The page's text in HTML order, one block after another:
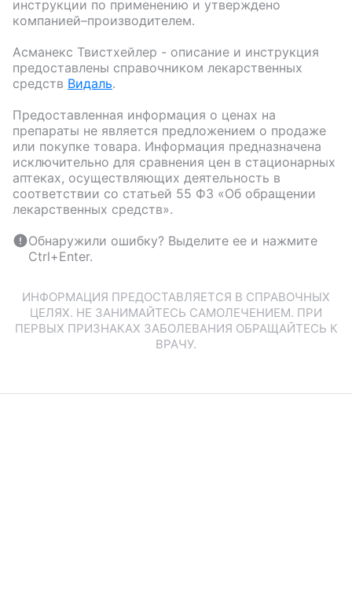
инструкции по применению и утверждено
компанией–производителем.
Асманекс Твистхейлер - описание и инструкция
предоставлены справочником лекарственных
средств Видаль.
Предоставленная информация о ценах на
препараты не является предложением о продаже
или покупке товара. Информация предназначена
исключительно для сравнения цен в стационарных
аптеках, осуществляющих деятельность в
соответствии со статьей 55 ФЗ «Об обращении
лекарственных средств».
Обнаружили ошибку? Выделите ее и нажмите
Ctrl+Enter.
ИНФОРМАЦИЯ ПРЕДОСТАВЛЯЕТСЯ В СПРАВОЧНЫХ
ЦЕЛЯХ. НЕ ЗАНИМАЙТЕСЬ САМОЛЕЧЕНИЕМ. ПРИ
ПЕРВЫХ ПРИЗНАКАХ ЗАБОЛЕВАНИЯ ОБРАЩАЙТЕСЬ К
ВРАЧУ.